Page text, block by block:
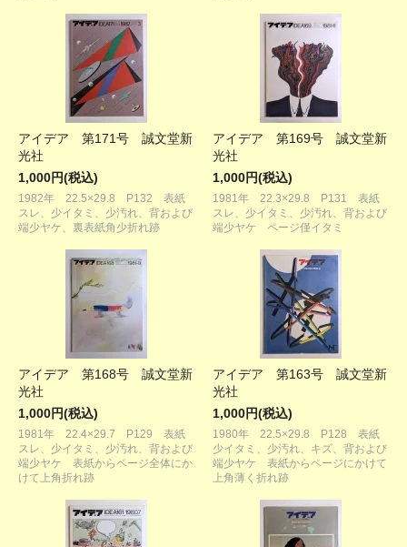
アイデア 第171号 誠文堂新
光社
1,000円(税込)
1982年 22.5×29.8 P132 表紙
スレ、少イタミ、少汚れ、背および
端少ヤケ、裏表紙角少折れ跡
アイデア 第169号 誠文堂新
光社
1,000円(税込)
1981年 22.3×29.8 P131 表紙
スレ、少イタミ、少汚れ、背および
端少ヤケ ページ僅イタミ
アイデア 第168号 誠文堂新
光社
1,000円(税込)
1981年 22.4×29.7 P129 表紙
スレ、少イタミ、少汚れ、背および
端少ヤケ 表紙からページ全体にか
けて上角折れ跡
アイデア 第163号 誠文堂新
光社
1,000円(税込)
1980年 22.5×29.8 P128 表紙
少イタミ、少汚れ、キズ、背および
端少ヤケ 表紙からページにかけて
上角薄く折れ跡